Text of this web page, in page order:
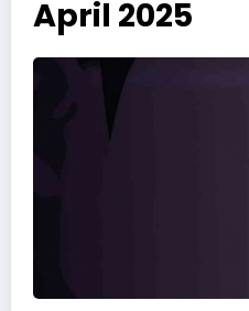
April 2025